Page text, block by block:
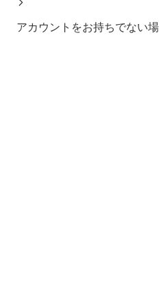
アカウントをお持ちでない